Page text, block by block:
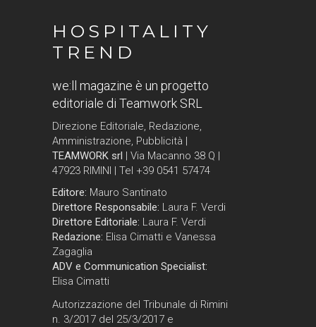
HOSPITALITY
TREND
we:ll magazine è un progetto
editoriale di Teamwork SRL
Direzione Editoriale, Redazione,
Amministrazione, Pubblicità |
TEAMWORK srl | Via Macanno 38 Q |
47923 RIMINI | Tel +39 0541 57474
Editore: Mauro Santinato
Direttore Responsabile: Laura F. Verdi
Direttore Editoriale: Laura F. Verdi
Redazione: Elisa Cimatti e Vanessa
Zagaglia
ADV e Communication Specialist:
Elisa Cimatti
Autorizzazione del Tribunale di Rimini
n. 3/2017 del 25/3/2017 e